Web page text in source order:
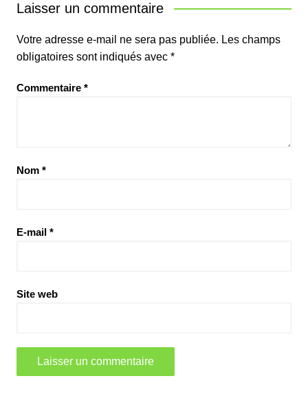
Laisser un commentaire
Votre adresse e-mail ne sera pas publiée. Les champs
obligatoires sont indiqués avec *
Commentaire *
Nom *
E-mail *
Site web